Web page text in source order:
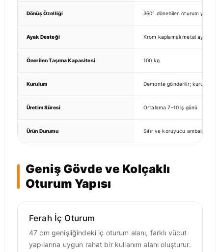
Dönüş Özelliği 360° dönebilen oturum yapısı
Ayak Desteği Krom kaplamalı metal ayak
Önerilen Taşıma Kapasitesi 100 kg
Kurulum Demonte gönderilir; kurulumu
Üretim Süresi Ortalama 7–10 iş günü
Ürün Durumu Sıfır ve koruyucu ambalajlı
Geniş Gövde ve Kolçaklı
Oturum Yapısı
Ferah İç Oturum
47 cm genişliğindeki iç oturum alanı, farklı vücut
yapılarına uygun rahat bir kullanım alanı oluşturur.